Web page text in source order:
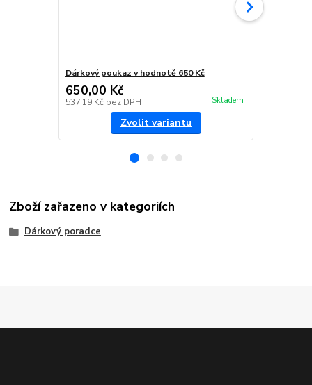
Dárkový poukaz v hodnotě 650 Kč
650,00 Kč
537,19 Kč bez DPH Skladem
Zvolit variantu
Zboží zařazeno v kategoriích
Dárkový poradce